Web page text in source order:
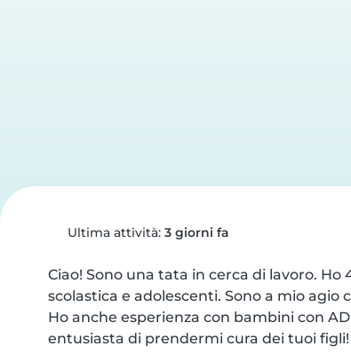
Ultima attività: 3 giorni fa
Ciao! Sono una tata in cerca di lavoro.
scolastica e adolescenti. Sono a mio
Ho anche esperienza con bambini con
entusiasta di prendermi cura dei tuoi figli!